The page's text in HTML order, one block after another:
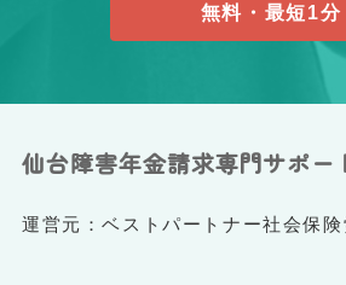
無料・最短1分
仙台障害年金請求専門サポー
運営元：ベストパートナー社会保